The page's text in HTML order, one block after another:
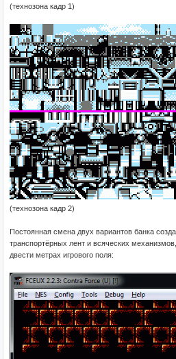
(технозона кадр 1)
(технозона кадр 2)
Постоянная смена двух вариантов банка
транспортёрных лент и всяческих
двести метрах игрового поля: